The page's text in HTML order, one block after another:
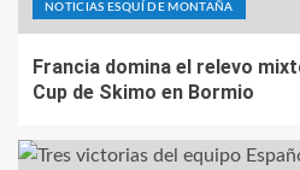
NOTICIAS ESQUÍ DE MONTAÑA
Francia domina el relevo
Cup de Skimo en Bormio